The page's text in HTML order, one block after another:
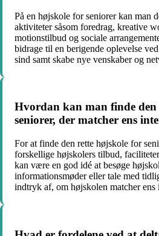
På en højskole for seniorer kan man
aktiviteter såsom foredrag, kreative
motionstilbud og sociale
bidrage til en berigende oplevelse
sind samt skabe nye venskaber og
Hvordan kan man finde
seniorer, der matcher ens
For at finde den rette højskole for
forskellige højskolers tilbud,
kan være en god idé at besøge
informationsmøder eller tale med
indtryk af, om højskolen matcher ens